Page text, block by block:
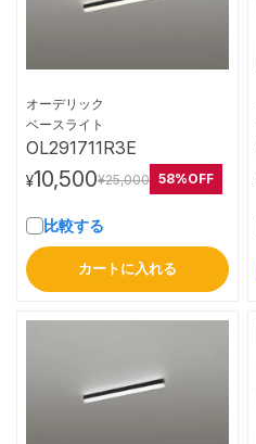
オーデリック
ベースライト
OL291711R3E
¥10,500¥25,000 58%OFF
比較する
カートに入れる